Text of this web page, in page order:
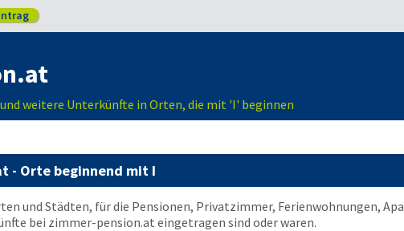
weitere Unterkünfte in Orten, die mit 'I' beginnen
- Orte beginnend mit I
und Städten, für die Pensionen, Privatzimmer, Ferienwohnungen,
bei zimmer-pension.at eingetragen sind oder waren.